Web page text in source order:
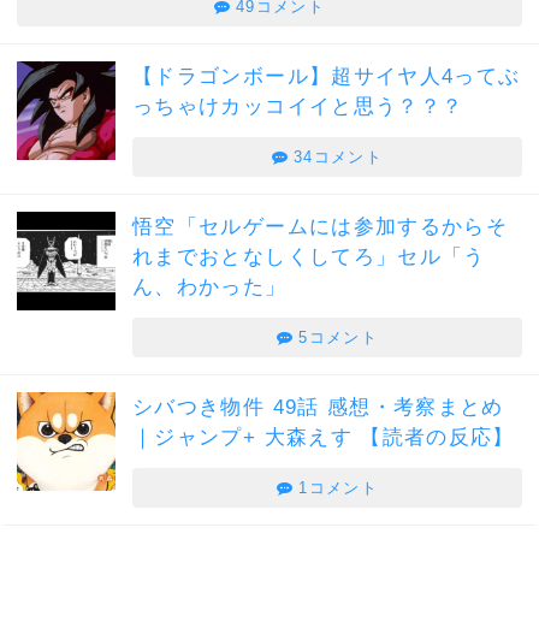
49コメント
【ドラゴンボール】超サイヤ人4ってぶ
っちゃけカッコイイと思う？？？
34コメント
悟空「セルゲームには参加するからそ
れまでおとなしくしてろ」セル「う
ん、わかった」
5コメント
シバつき物件 49話 感想・考察まとめ
｜ジャンプ+ 大森えす 【読者の反応】
1コメント